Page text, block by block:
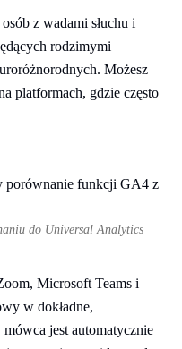
z wadami słuchu i
rodzimymi
Możesz
platformach, gdzie często
do Universal Analytics
Microsoft Teams i
w dokładne,
jest automatycznie